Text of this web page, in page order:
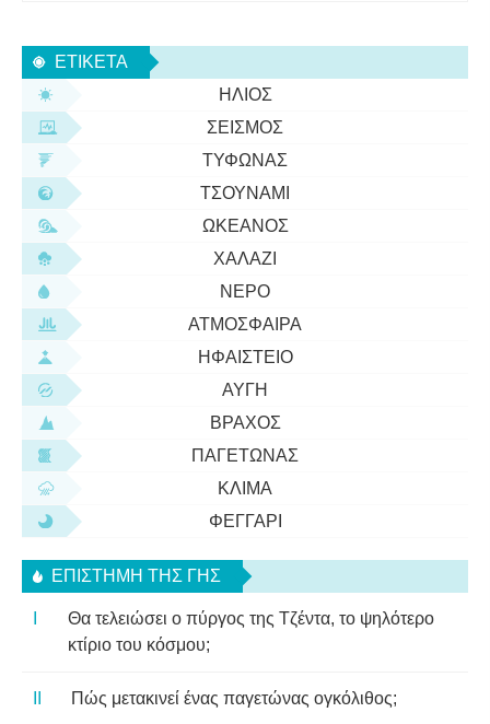
αντιδράσεις αναφέρονται επίσης ως κύκλος Calvin.
Στις αντιδράσεις που εξαρτώνται από το φως, μό
ΕΤΙΚΈΤΑ
ΉΛΙΟΣ
ΣΕΙΣΜΌΣ
ΤΥΦΏΝΑΣ
ΤΣΟΥΝΆΜΙ
ΩΚΕΑΝΌΣ
ΧΑΛΆΖΙ
ΝΕΡΌ
ΑΤΜΌΣΦΑΙΡΑ
ΗΦΑΊΣΤΕΙΟ
ΑΥΓΉ
ΒΡΆΧΟΣ
ΠΑΓΕΤΏΝΑΣ
ΚΛΊΜΑ
ΦΕΓΓΆΡΙ
ΕΠΙΣΤΉΜΗ ΤΗΣ ΓΗΣ
Θα τελειώσει ο πύργος της Τζέντα, το ψηλότερο
κτίριο του κόσμου;
Πώς μετακινεί ένας παγετώνας ογκόλιθος;